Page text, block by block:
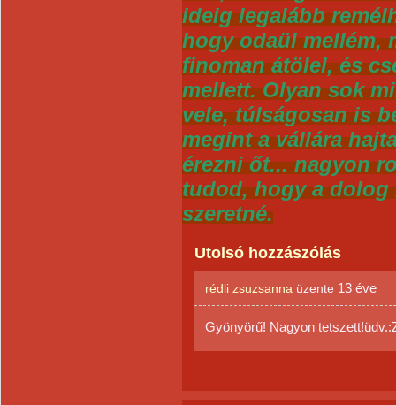
ideig legalább
hogy odaül mellém,
finoman átölel, és
mellett. Olyan sok
vele, túlságosan is
megint a vállára
érezni őt... nagyon
tudod, hogy a dolog
szeretné.
Utolsó hozzászólás
rédli zsuzsanna üzente 13 éve
Gyönyörű! Nagyon